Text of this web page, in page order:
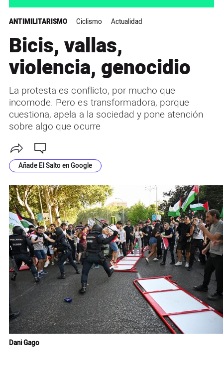
ANTIMILITARISMO Ciclismo Actualidad
Bicis, vallas,
violencia, genocidio
La protesta es conflicto, por mucho que
incomode. Pero es transformadora, porque
cuestiona, apela a la sociedad y pone atención
sobre algo que ocurre
Añade El Salto en Google
Dani Gago